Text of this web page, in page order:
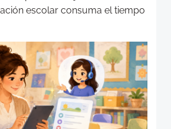
escolar consuma el tiempo